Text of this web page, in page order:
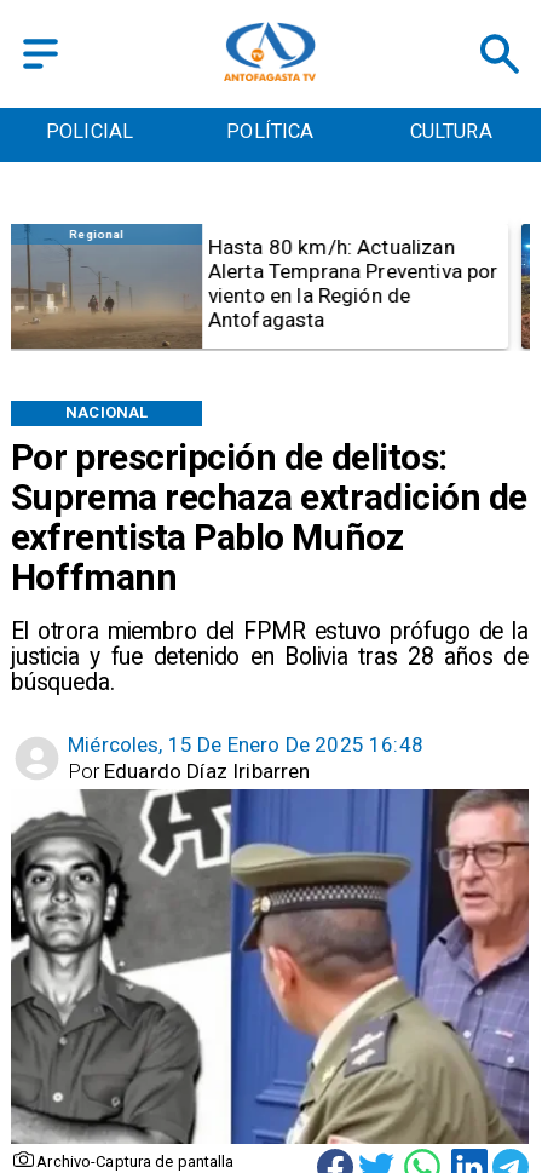
POLICIAL POLÍTICA CULTURA
Por prescripción de delitos:
Suprema rechaza extradición de
exfrentista Pablo Muñoz
Hoffmann
El otrora miembro del FPMR estuvo prófugo de la
justicia y fue detenido en Bolivia tras 28 años de
búsqueda.
NACIONAL
Miércoles, 15 De Enero De 2025 16:48
Eduardo Díaz Iribarren
Por
Archivo-Captura de pantalla
Antofagasta
Detienen a sujeto por iniciar
quema para sacar cables
eléctricos en el sector norte de
Antofagasta